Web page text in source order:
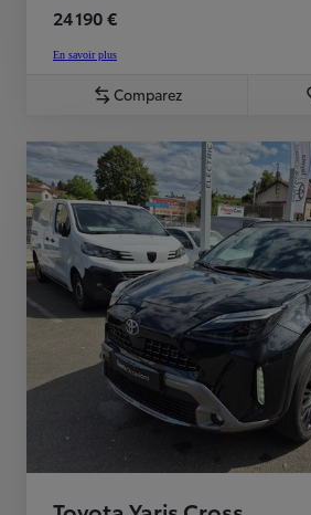
24 190 €
En savoir plus
Comparez